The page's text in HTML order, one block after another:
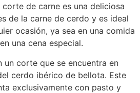
de carne es una deliciosa
de la carne de cerdo y es ideal
ocasión, ya sea en una comida
una cena especial.
un corte que se encuentra en
cerdo ibérico de bellota. Este
exclusivamente con pasto y